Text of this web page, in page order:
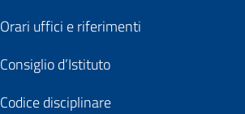
Orari uffici e riferimenti
Consiglio d’Istituto
Codice disciplinare